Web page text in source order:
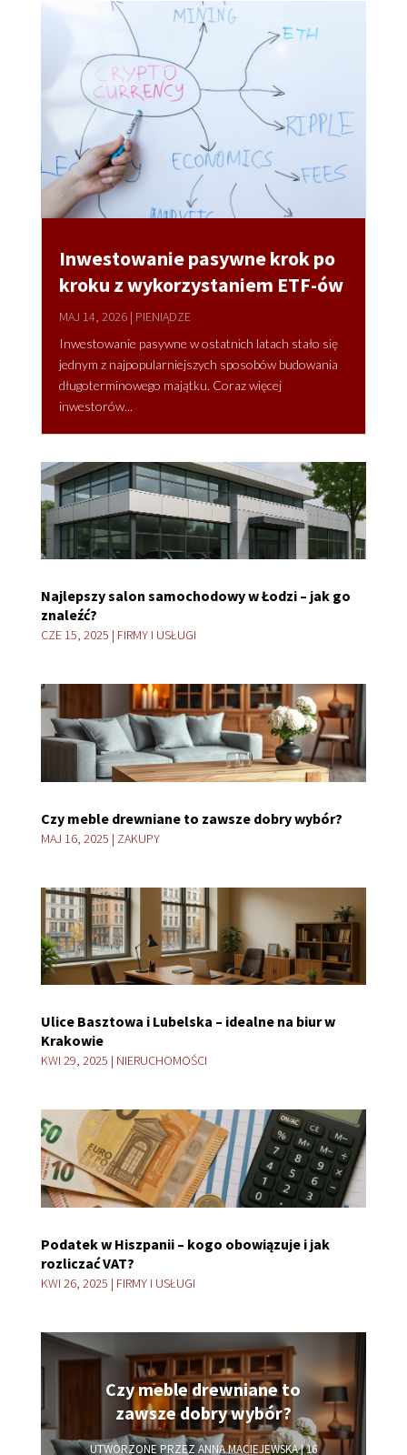
Inwestowanie pasywne krok po
kroku z wykorzystaniem ETF-ów
MAJ 14, 2026| PIENIĄDZE
Inwestowanie pasywne w ostatnich latach stało się
jednym z najpopularniejszych sposobów budowania
długoterminowego majątku. Coraz więcej
inwestorów...
Najlepszy salon samochodowy w Łodzi – jak go
znaleźć?
CZE 15, 2025 | FIRMY I USŁUGI
Czy meble drewniane to zawsze dobry wybór?
MAJ 16, 2025 | ZAKUPY
Ulice Basztowa i Lubelska – idealne na biur w
Krakowie
KWI 29, 2025 | NIERUCHOMOŚCI
Podatek w Hiszpanii – kogo obowiązuje i jak
rozliczać VAT?
KWI 26, 2025 | FIRMY I USŁUGI
Czy meble drewniane to
zawsze dobry wybór?
UTWORZONE PRZEZ ANNA MACIEJEWSKA|16